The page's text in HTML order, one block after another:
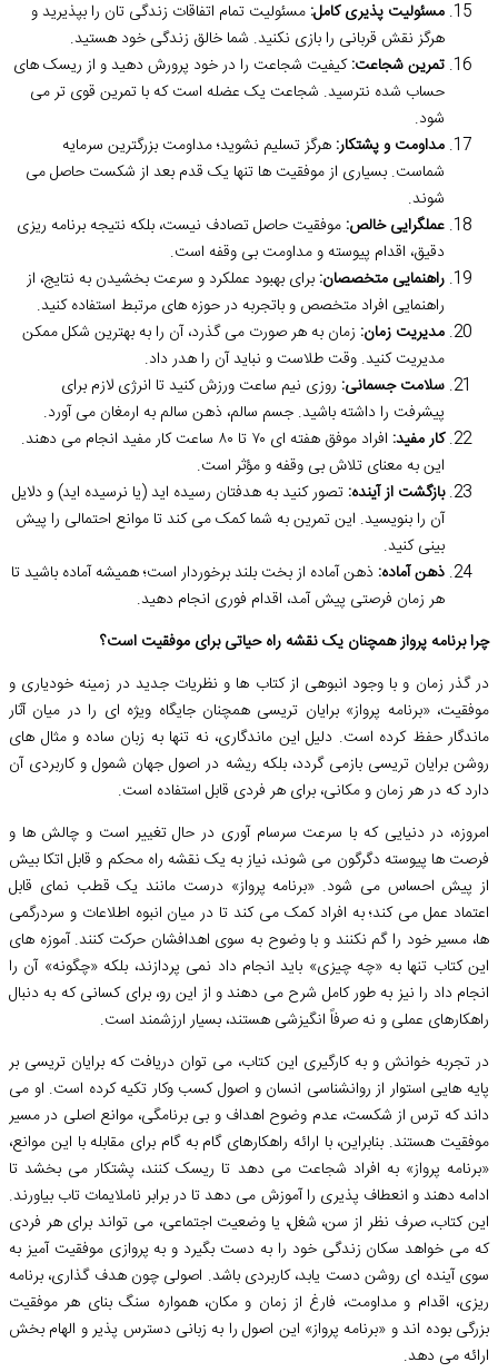
مسئولیت پذیری کامل: مسئولیت تمام اتفاقات زندگی تان را بپذیرید و
هرگز نقش قربانی را بازی نکنید. شما خالق زندگی خود هستید.
تمرین شجاعت:کیفیت شجاعت را در خود پرورش دهید و از ریسک های
حساب شده نترسید. شجاعت یک عضله است که با تمرین قوی تر می
شود.
مداومت و پشتکار: هرگز تسلیم نشوید؛ مداومت بزرگترین سرمایه
شماست. بسیاری از موفقیت ها تنها یک قدم بعد از شکست حاصل می
شوند.
عملگرایی خالص: موفقیت حاصل تصادف نیست، بلکه نتیجه برنامه ریزی
دقیق، اقدام پیوسته و مداومت بی وقفه است.
راهنمایی متخصصان: برای بهبود عملکرد و سرعت بخشیدن به نتایج، از
راهنمایی افراد متخصص و باتجربه در حوزه های مرتبط استفاده کنید.
مدیریت زمان: زمان به هر صورت می گذرد، آن را به بهترین شکل ممکن
مدیریت کنید. وقت طلاست و نباید آن را هدر داد.
سلامت جسمانی: روزی نیم ساعت ورزش کنید تا انرژی لازم برای
پیشرفت را داشته باشید. جسم سالم، ذهن سالم به ارمغان می آورد.
کار مفید:
افراد موفق هفته ای ۷۰ تا ۸۰ ساعت کار مفید انجام می دهند.
این به معنای تلاش بی وقفه و مؤثر است.
بازگشت از آینده: تصور کنید به هدفتان رسیده اید (یا نرسیده اید) و دلایل
آن را بنویسید. این تمرین به شما کمک می کند تا موانع احتمالی را پیش
بینی کنید.
ذهن آماده: ذهن آماده از بخت بلند برخوردار است؛ همیشه آماده باشید تا
هر زمان فرصتی پیش آمد، اقدام فوری انجام دهید.
چرا برنامه پرواز همچنان یک نقشه راه حیاتی برای موفقیت است؟
در گذر زمان و با وجود انبوهی از کتاب ها و نظریات جدید در زمینه خودیاری و
موفقیت، «برنامه پرواز» برایان تریسی همچنان جایگاه ویژه ای را در میان آثار
ماندگار حفظ کرده است. دلیل این ماندگاری، نه تنها به زبان ساده و مثال های
روشن برایان تریسی بازمی گردد، بلکه ریشه در اصول جهان شمول و کاربردی آن
دارد که در هر زمان و مکانی، برای هر فردی قابل استفاده است.
امروزه، در دنیایی که با سرعت سرسام آوری در حال تغییر است و چالش ها و
فرصت ها پیوسته دگرگون می شوند، نیاز به یک نقشه راه محکم و قابل اتکا بیش
از پیش احساس می شود. «برنامه پرواز» درست مانند یک قطب نمای قابل
اعتماد عمل می کند؛ به افراد کمک می کند تا در میان انبوه اطلاعات و سردرگمی
ها، مسیر خود را گم نکنند و با وضوح به سوی اهدافشان حرکت کنند. آموزه های
این کتاب تنها به «چه چیزی» باید انجام داد نمی پردازند، بلکه «چگونه» آن را
انجام داد را نیز به طور کامل شرح می دهند و از این رو، برای کسانی که به دنبال
راهکارهای عملی و نه صرفاً انگیزشی هستند، بسیار ارزشمند است.
در تجربه خوانش و به کارگیری این کتاب، می توان دریافت که برایان تریسی بر
پایه هایی استوار از روانشناسی انسان و اصول کسب وکار تکیه کرده است. او می
داند که ترس از شکست، عدم وضوح اهداف و بی برنامگی، موانع اصلی در مسیر
موفقیت هستند. بنابراین، با ارائه راهکارهای گام به گام برای مقابله با این موانع،
«برنامه پرواز» به افراد شجاعت می دهد تا ریسک کنند، پشتکار می بخشد تا
ادامه دهند و انعطاف پذیری را آموزش می دهد تا در برابر ناملایمات تاب بیاورند.
این کتاب، صرف نظر از سن، شغل، یا وضعیت اجتماعی، می تواند برای هر فردی
که می خواهد سکان زندگی خود را به دست بگیرد و به پروازی موفقیت آمیز به
سوی آینده ای روشن دست یابد، کاربردی باشد. اصولی چون هدف گذاری، برنامه
ریزی، اقدام و مداومت، فارغ از زمان و مکان، همواره سنگ بنای هر موفقیت
بزرگی بوده اند و «برنامه پرواز» این اصول را به زبانی دسترس پذیر و الهام بخش
ارائه می دهد.